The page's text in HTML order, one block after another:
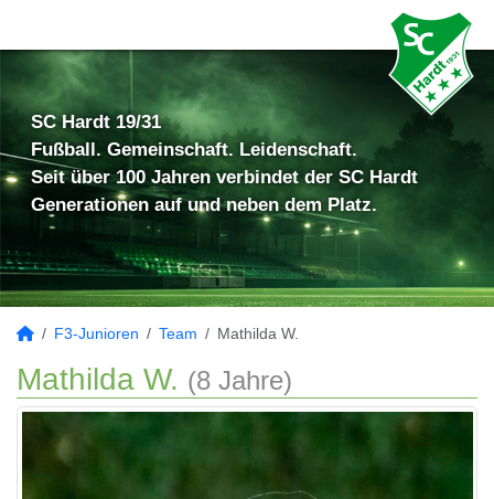
SC Hardt 19/31
Fußball. Gemeinschaft. Leidenschaft.
Seit über 100 Jahren verbindet der SC Hardt
Generationen auf und neben dem Platz.
F3-Junioren Team Mathilda W.
Mathilda W. (8 Jahre)